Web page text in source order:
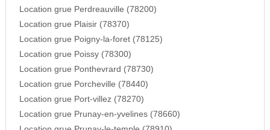
Location grue Perdreauville (78200)
Location grue Plaisir (78370)
Location grue Poigny-la-foret (78125)
Location grue Poissy (78300)
Location grue Ponthevrard (78730)
Location grue Porcheville (78440)
Location grue Port-villez (78270)
Location grue Prunay-en-yvelines (78660)